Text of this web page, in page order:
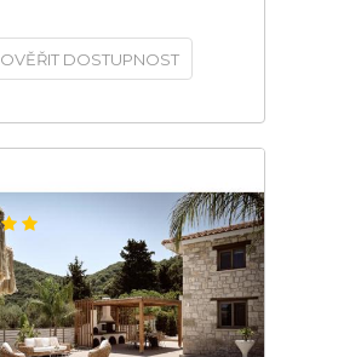
OVĚŘIT DOSTUPNOST